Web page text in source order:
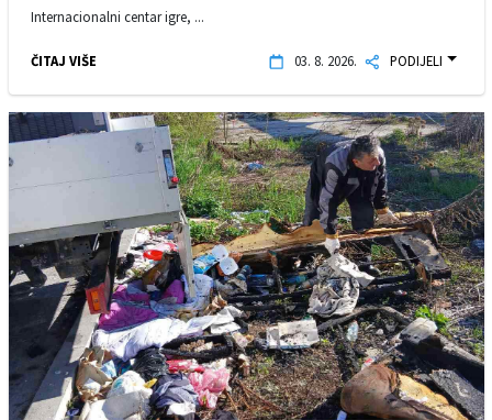
Internacionalni centar igre, ...
ČITAJ VIŠE 03. 8. 2026. PODIJELI